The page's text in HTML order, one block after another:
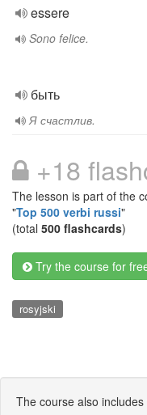
essere
Sono felice.
быть
Я счастлив.
+18
The lesson is part of the
"Top 500 verbi russi"
(total 500 flashcards)
Try the course for
rosyjski
The course also